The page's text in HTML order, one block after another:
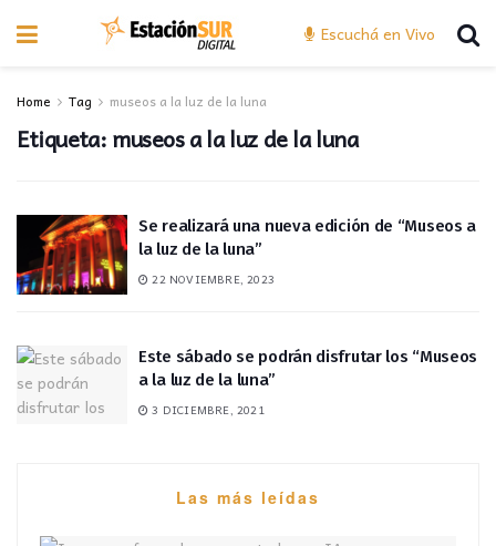
Escuchá en Vivo
Home Tag museos a la luz de la luna
Etiqueta:museos a la luz de la luna
Se realizará una nueva edición de “Museos a
la luz de la luna”
22 NOVIEMBRE, 2023
Este sábado se podrán disfrutar los “Museos
a la luz de la luna”
3 DICIEMBRE, 2021
Las más leídas